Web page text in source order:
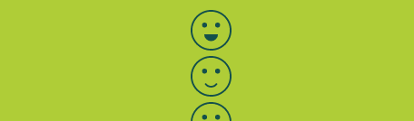
Bewertung auswählen